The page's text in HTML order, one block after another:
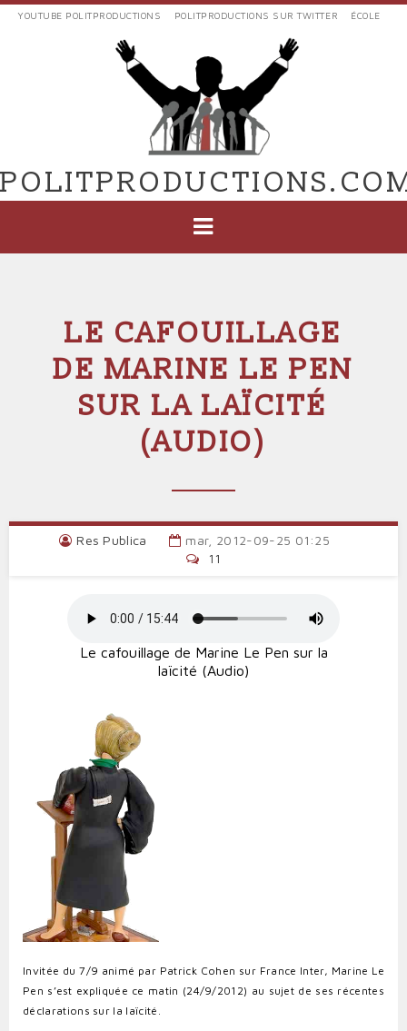
Aller
EXTERNES
POLIT'PRODUCTIONS
YOUTUBE POLITPRODUCTIONS POLITPRODUCTIONS SUR TWITTER ÉCOLE
LE CAFOUILLAGE
DE MARINE LE PEN
SUR LA LAÏCITÉ
(AUDIO)
Res Publica
mar, 2012-09-25 01:25
11
Le cafouillage de Marine Le Pen sur la
laïcité (Audio)
Invitée du 7/9 animé par Patrick Cohen sur France Inter, Marine Le
Pen s’est expliquée ce matin (24/9/2012) au sujet de ses récentes
déclarations sur la laïcité.